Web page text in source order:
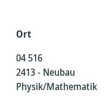
Ort
04 516
2413 - Neubau
Physik/Mathematik